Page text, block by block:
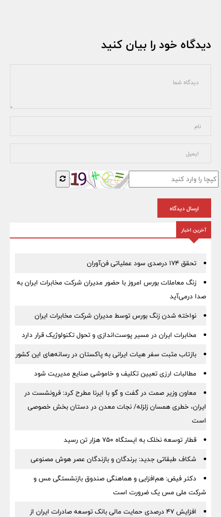
دیدگاه خود را بیان کنید
ارسال دیدگاه
آخرین اخبار
تحقق ۱۷۴ درصدی سود عملیاتی فن‌آوران
زنگ معاملات بورس امروز با حضور مدیران شرکت مخابرات ایران به
صدا درمی‌آید
نواخته شدن زنگ بورس توسط مدیران شرکت مخابرات ایران
مخابرات ایران در مسیر پوست‌اندازی و تحول تکنولوژیک قرار دارد
بازتاب مثبت سفر هیات ایرانی به پاکستان در رسانه‌های این کشور
مطالبات ارزی تعیین تکلیف و خاموشی صنایع مدیریت شود
معاون وزیر صمت در گفت و گو با ایرنا مطرح کرد: فرونشست در
ایران، خطری همسان زلزله/ نجات معدن در دستان بخش خصوصی
است
قطار توسعه نخلک به ایستگاه ۷۵۰ هزار تن رسید
شکاف طبقاتی جدید: برندگان و بازندگان عصر هوش مصنوعی
دکتر فیض: هم‌افزایی و هماهنگی صندوق بازنشستگی مس و
شرکت ملی مس یک ضرورت است
افزایش ۴۷ درصدی حمایت مالی بانک توسعه صادرات ایران از